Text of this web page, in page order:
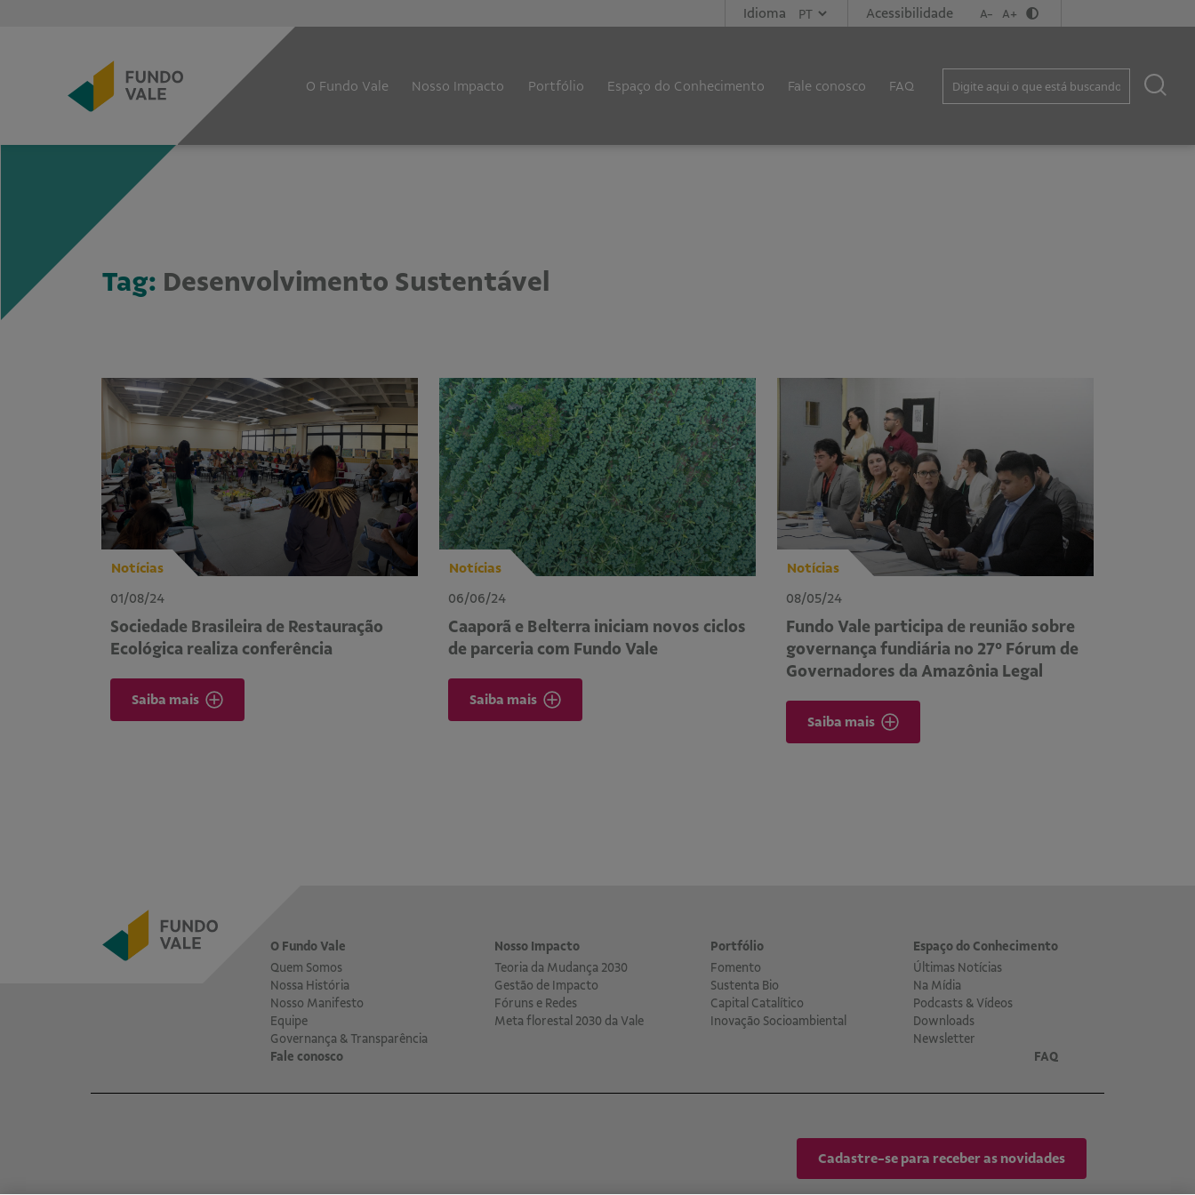
Idioma Acessibilidade A- A+
O Fundo Vale Nosso Impacto Portfólio Espaço do Conhecimento Fale conosco FAQ
Tag: Desenvolvimento Sustentável
Notícias
01/08/24
Sociedade Brasileira de Restauração
Ecológica realiza conferência
Saiba mais
Notícias
06/06/24
Caaporã e Belterra iniciam novos ciclos
de parceria com Fundo Vale
Saiba mais
Notícias
08/05/24
Fundo Vale participa de reunião sobre
governança fundiária no 27º Fórum de
Governadores da Amazônia Legal
Saiba mais
O Fundo Vale
Quem Somos
Nossa História
Nosso Manifesto
Equipe
Governança & Transparência
Nosso Impacto
Teoria da Mudança 2030
Gestão de Impacto
Fóruns e Redes
Meta florestal 2030 da Vale
Portfólio
Fomento
Sustenta Bio
Capital Catalítico
Inovação Socioambiental
Espaço do Conhecimento
Últimas Notícias
Na Mídia
Podcasts & Vídeos
Downloads
Newsletter
Fale conosco
FAQ
Cadastre-se para receber as novidades